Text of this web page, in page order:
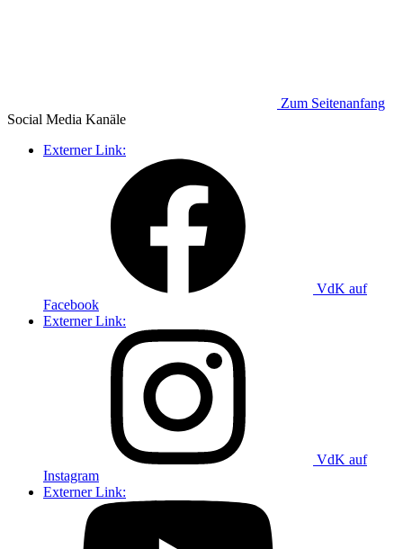
Zum Seitenanfang
Social Media Kanäle
Externer Link:
VdK auf
Facebook
Externer Link:
VdK auf
Instagram
Externer Link: